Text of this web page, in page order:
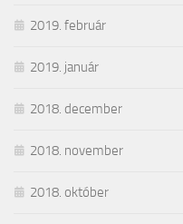
2019. február
2019. január
2018. december
2018. november
2018. október